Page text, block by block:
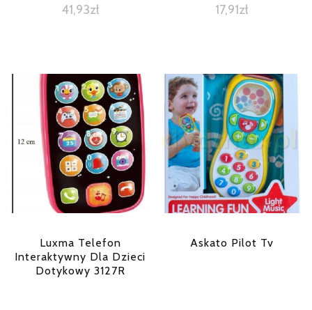
41,93zł 17,91zł
Luxma Telefon
Interaktywny Dla Dzieci
Dotykowy 3127R
Askato Pilot Tv